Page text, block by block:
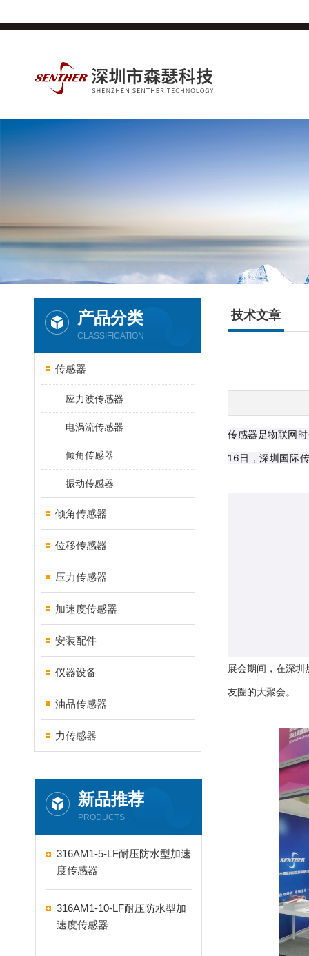
产品分类
CLASSIFICATION
传感器
应力波传感器
电涡流传感器
倾角传感器
振动传感器
倾角传感器
位移传感器
压力传感器
加速度传感器
安装配件
仪器设备
油品传感器
力传感器
新品推荐
PRODUCTS
316AM1-5-LF耐压防水型加速
度传感器
316AM1-10-LF耐压防水型加
速度传感器
技术文章
传感器是物联网
16日，深圳国际
展会期间，在深圳
友圈的大聚会。